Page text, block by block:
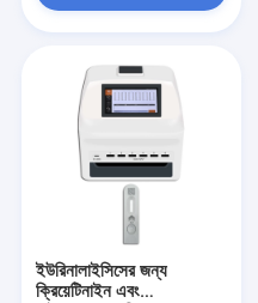
ইউরিনালাইসিসের জন্য
ক্রিয়েটিনাইন এবং